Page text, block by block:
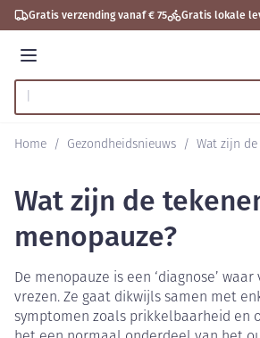
Ga naar de inhoud
Gratis verzending vanaf € 75 Gratis lokale
Menu
Product, merk, categorie...
Home / Gezondheidsnieuws / Wat zijn de
Wat zijn de
menopauze?
De menopauze is een ‘diagnose’
vrezen. Ze gaat dikwijls samen met
symptomen zoals prikkelbaarheid en